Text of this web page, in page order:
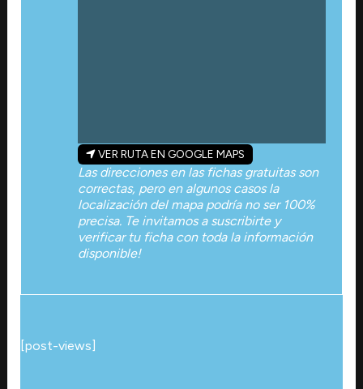
VER RUTA EN GOOGLE MAPS
Las direcciones en las fichas gratuitas son
correctas, pero en algunos casos la
localización del mapa podría no ser 100%
precisa. Te invitamos a suscribirte y
verificar tu ficha con toda la información
disponible!
[post-views]